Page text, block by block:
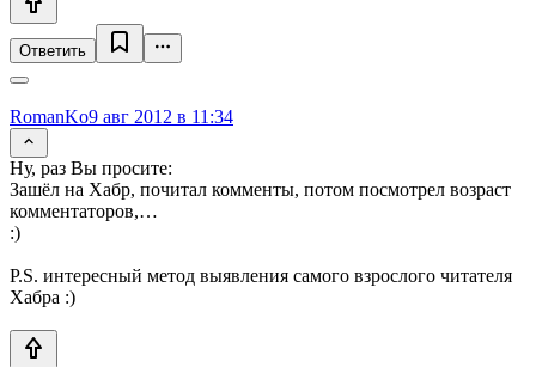
Ответить
RomanKo9 авг 2012 в 11:34
Ну, раз Вы просите:
Зашёл на Хабр, почитал комменты, потом посмотрел возраст
комментаторов,…
:)
P.S. интересный метод выявления самого взрослого читателя
Хабра :)